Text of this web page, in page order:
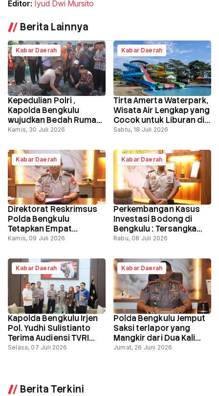
Editor: Iyud Dwi Mursito
Berita Lainnya
Kabar Daerah
Kepedulian Polri ,
Kapolda Bengkulu
wujudkan Bedah Rumah
Korban Kebakaran,
Kamis, 30 Juli 2026
Kabar Daerah
Tirta Amerta Waterpark,
Wisata Air Lengkap yang
Cocok untuk Liburan di
Bengkulu
Sabtu, 18 Juli 2026
Kabar Daerah
Direktorat Reskrimsus
Polda Bengkulu
Tetapkan Empat
Tersangka Baru dalam
Perumda Tirta Hidayah
Jilid II
Kamis, 09 Juli 2026
Kabar Daerah
Perkembangan Kasus
Investasi Bodong di
Bengkulu : Tersangka
ditahan kerugian korban
Rabu, 08 Juli 2026
Kabar Daerah
Kapolda Bengkulu Irjen
Pol. Yudhi Sulistianto
Terima Audiensi TVRI
Perwakilan Bengkulu
Selasa, 07 Juli 2026
Kabar Daerah
Polda Bengkulu Jemput
Saksi terlapor yang
Mangkir dari Dua Kali
Panggilan Penyidik
Jumat, 26 Juni 2026
Berita Terkini